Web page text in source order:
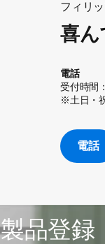
フィリ
喜ん
電話
受付時間
※土日・
電話
製品登録